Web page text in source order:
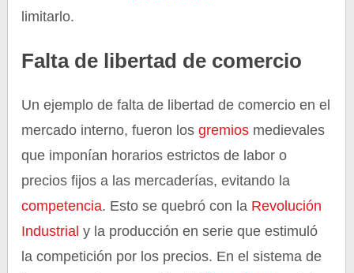
limitarlo.
Falta de libertad de comercio
Un ejemplo de falta de libertad de comercio en el
mercado interno, fueron losgremios medievales
que imponían horarios estrictos de labor o
precios fijos a las mercaderías, evitando la
competencia. Esto se quebró con la Revolución
Industrial y la producción en serie que estimuló
la competición por los precios. En el sistema de